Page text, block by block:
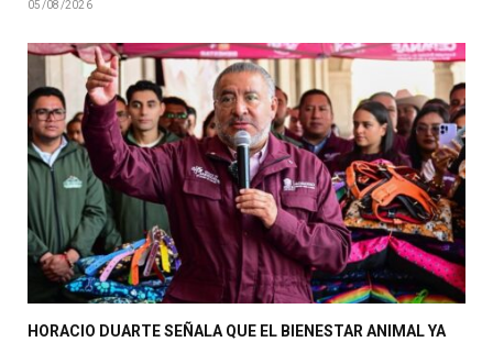
05/08/2026
HORACIO DUARTE SEÑALA QUE EL BIENESTAR ANIMAL YA